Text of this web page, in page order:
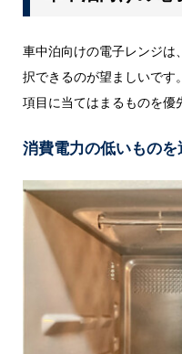
車中泊向けの電子レンジは
択できるのが望ましいです
項目に当てはまるものを優
消費電力の低いものを